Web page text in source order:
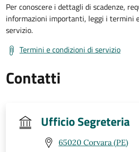
Per conoscere i dettagli di scadenze,
informazioni importanti, leggi i termini
servizio.
Termini e condizioni di servizio
Contatti
Ufficio Segreteria
65020 Corvara (PE)